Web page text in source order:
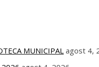
MUNICIPAL agost 4,